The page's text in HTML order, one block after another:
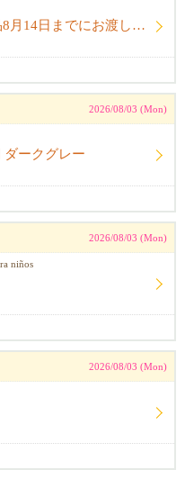
食品6つセット【最終出品8月14日までにお渡し希望】
2026/08/03 (Mon)
ークグレー
2026/08/03 (Mon)
niños
2026/08/03 (Mon)